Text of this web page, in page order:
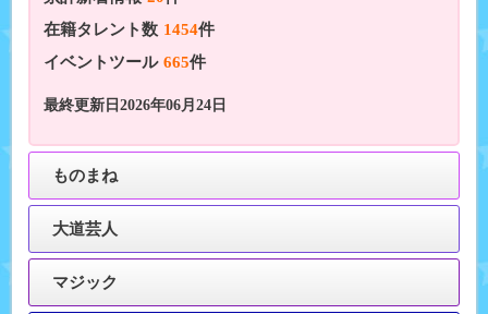
在籍タレント数 1454件
イベントツール 665件
最終更新日2026年06月24日
ものまね
大道芸人
マジック